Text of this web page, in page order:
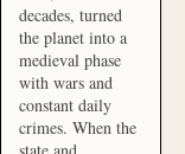
decades, turned
the planet into a
medieval phase
with wars and
constant daily
crimes. When the